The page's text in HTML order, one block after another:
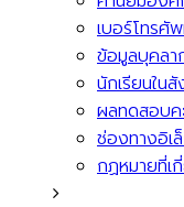
เบอร์โทรศั
ข้อมูลบุคลา
นักเรียนใน
ผลทดสอบค
ช่องทางอิเ
กฏหมายที่เ